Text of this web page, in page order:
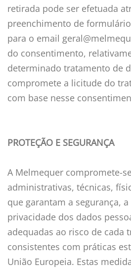
retirada pode ser efetuada
preenchimento de
para o email
do consentimento,
determinado tratamento de
compromete a licitude do
com base nesse
PROTEÇÃO E SEGURANÇA
A Melmequer compromete-
administrativas, técnicas,
que garantam a segurança,
privacidade dos dados
adequadas ao risco de cada
consistentes com práticas
União Europeia. Estas